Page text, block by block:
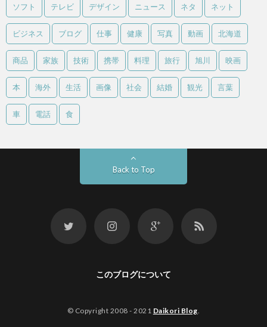
ソフト テレビ デザイン ニュース ネタ ネット
ビジネス ブログ 仕事 健康 写真 動画 北海道
商品 家族 技術 携帯 料理 旅行 旭川 映画
本 海外 生活 画像 社会 結婚 観光 言葉
車 電話 食
Back to Top
このブログについて
© Copyright 2008 - 2021 Daikori Blog.